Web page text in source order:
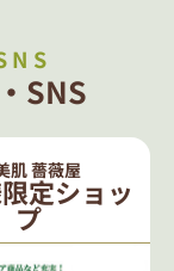
SNS
肌 薔薇屋
定ショッ
プ